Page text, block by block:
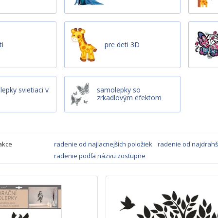
pre deti 3D
svietiaci v
samolepky so
zrkadlovým efektom
radenie od najlacnejších položiek
radenie od
radenie podľa názvu zostupne